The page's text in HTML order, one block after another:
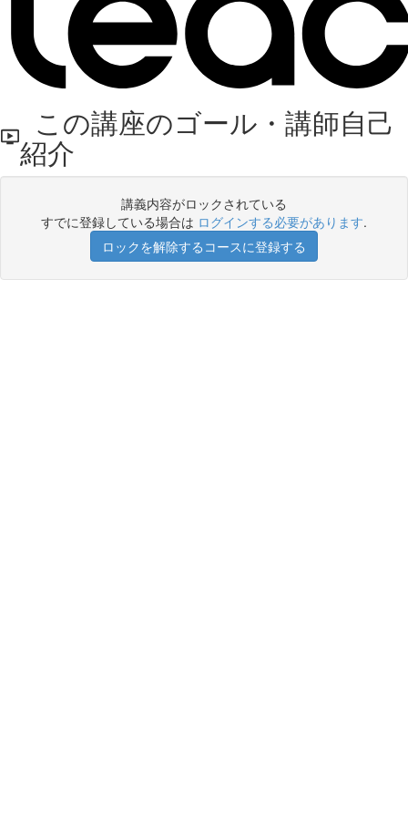
この講座のゴール・講師自己
紹介
講義内容がロックされている
すでに登録している場合は ログインする必要があります.
ロックを解除するコースに登録する